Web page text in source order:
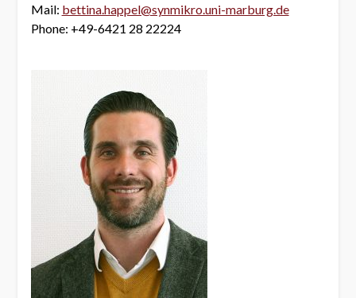
Mail: bettina.happel@synmikro.uni-marburg.de
Phone: +49-6421 28 22224